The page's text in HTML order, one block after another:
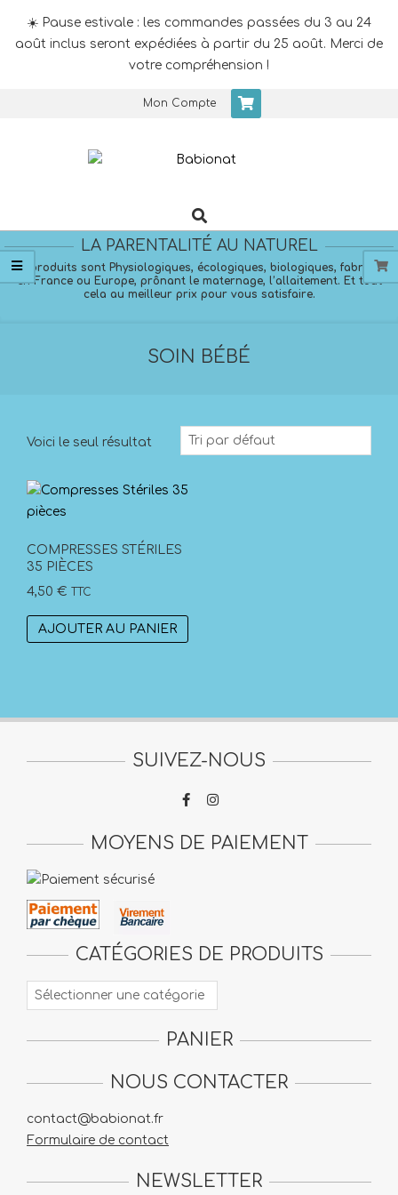
☀️ Pause estivale : les commandes passées du 3 au 24
août inclus seront expédiées à partir du 25 août. Merci de
votre compréhension !
Mon Compte
Navigation
Menu
Search
LA PARENTALITÉ AU NATUREL
Nos produits sont Physiologiques, écologiques, biologiques, fabriqués
en France ou Europe, prônant le maternage, l’allaitement. Et tout
cela au meilleur prix pour vous satisfaire.
SOIN BÉBÉ
Voici le seul résultat
COMPRESSES STÉRILES
35 PIÈCES
4,50 € TTC
AJOUTER AU PANIER
SUIVEZ-NOUS
MOYENS DE PAIEMENT
CATÉGORIES DE PRODUITS
PANIER
NOUS CONTACTER
contact@babionat.fr
Formulaire de contact
NEWSLETTER